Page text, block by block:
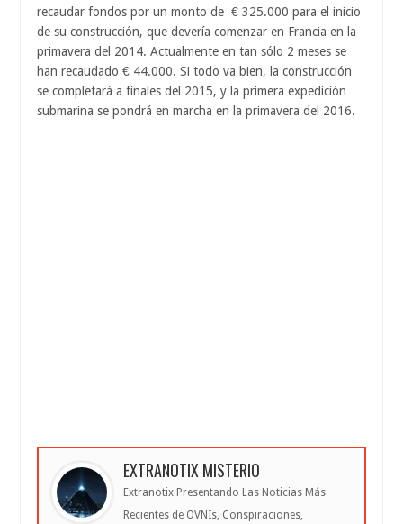
recaudar fondos por un monto de € 325.000 para el inicio
de su construcción, que devería comenzar en Francia en la
primavera del 2014. Actualmente en tan sólo 2 meses se
han recaudado € 44.000. Si todo va bien, la construcción
se completará a finales del 2015, y la primera expedición
submarina se pondrá en marcha en la primavera del 2016.
EXTRANOTIX MISTERIO
Extranotix Presentando Las Noticias Más
Recientes de OVNIs, Conspiraciones,